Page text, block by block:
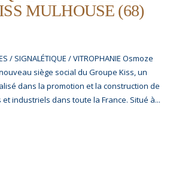
MULHOUSE (68)
/ SIGNALÉTIQUE / VITROPHANIE Osmoze
siège social du Groupe Kiss, un
dans la promotion et la construction de
industriels dans toute la France. Situé à...